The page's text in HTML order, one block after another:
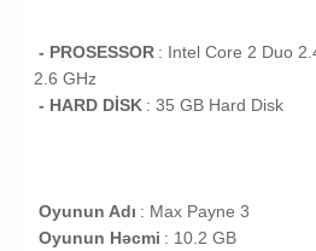
- PROSESSOR : Intel Core 2 Duo
2.6 GHz
- HARD DİSK : 35 GB Hard Disk
Oyunun Adı : Max Payne 3
Oyunun Həcmi : 10.2 GB